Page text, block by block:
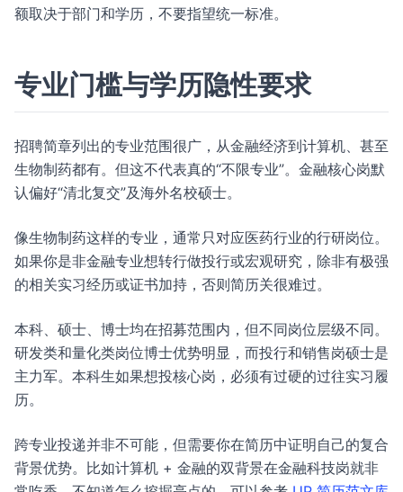
额取决于部门和学历，不要指望统一标准。
专业门槛与学历隐性要求
招聘简章列出的专业范围很广，从金融经济到计算机、甚至
生物制药都有。但这不代表真的“不限专业”。金融核心岗默
认偏好“清北复交”及海外名校硕士。
像生物制药这样的专业，通常只对应医药行业的行研岗位。
如果你是非金融专业想转行做投行或宏观研究，除非有极强
的相关实习经历或证书加持，否则简历关很难过。
本科、硕士、博士均在招募范围内，但不同岗位层级不同。
研发类和量化类岗位博士优势明显，而投行和销售岗硕士是
主力军。本科生如果想投核心岗，必须有过硬的过往实习履
历。
跨专业投递并非不可能，但需要你在简历中证明自己的复合
背景优势。比如计算机 + 金融的双背景在金融科技岗就非